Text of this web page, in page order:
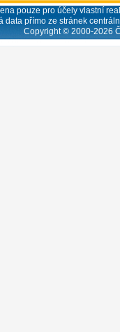
pouze pro účely vlastní
data přímo ze stránek
Copyright © 2000-2026